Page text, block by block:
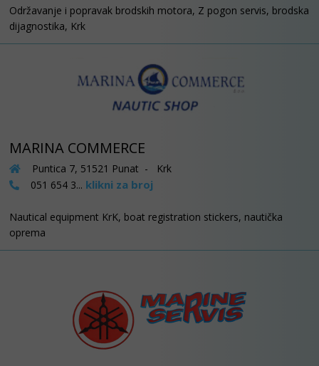
Održavanje i popravak brodskih motora, Z pogon servis, brodska
dijagnostika, Krk
MARINA COMMERCE
Puntica 7, 51521 Punat - Krk
051 654 3... klikni za broj
Nautical equipment KrK, boat registration stickers, nautička
oprema